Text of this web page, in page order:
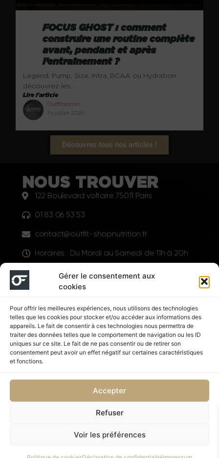
Gérer le consentement aux
cookies
Pour offrir les meilleures expériences, nous utilisons des technologies
telles que les cookies pour stocker et/ou accéder aux informations des
appareils. Le fait de consentir à ces technologies nous permettra de
traiter des données telles que le comportement de navigation ou les ID
uniques sur ce site. Le fait de ne pas consentir ou de retirer son
consentement peut avoir un effet négatif sur certaines caractéristiques
et fonctions.
Accepter
Refuser
Voir les préférences
FOCUS GHOST : comment
construire une routine complète
avant, pendant et après
l’entraînement ?
Legend, Pump, Size, Intra, BCAA ou Hydration :
découvrez les...
Lire l'article
Outfitadmin
14 juillet 2026
Découvrez tous nos articles !
NOUS TROUVER
122 Boulevard voltaire 75011 Paris
01 83 06 53 53
contact@outfit-shopnutrition.fr
Horaires : Du Mardi au Samedi de 11h à 20h
LIENS UTILES
Suivez nous